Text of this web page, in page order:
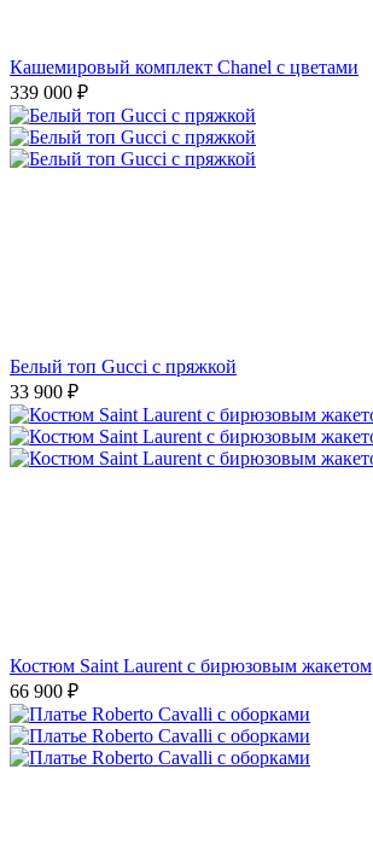
Кашемировый комплект Chanel с цветами
339 000 ₽
Белый топ Gucci с пряжкой
33 900 ₽
Костюм Saint Laurent с бирюзовым жакетом
66 900 ₽